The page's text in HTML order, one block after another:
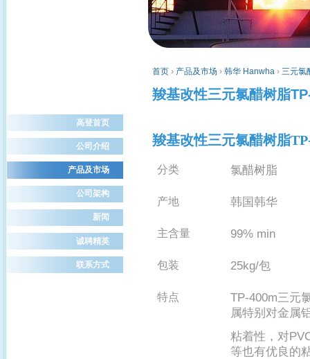
首页 › 产品及市场 › 韩华 Hanwha › 三元氯
羧基改性三元氯醋树脂
羧基改性三元氯醋树脂
分类 氯醋树脂
产地 韩国韩华
主含量 99% min
包装 25kg/包
特点 TP-400m三元
属特别对金属
粘着性，对
等也有优良的
高登首页
公司介绍
产品及市场
公司架构
新闻
诚聘精英
联系方式